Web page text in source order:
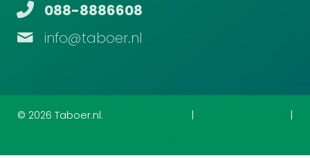
088-8886608
info@taboer.nl
© 2026 Taboer.nl.